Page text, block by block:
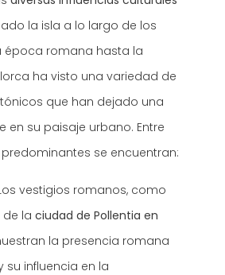
la isla a lo largo de los
época romana hasta la
ha visto una variedad de
que han dejado una
en su paisaje urbano. Entre
se encuentran:
vestigios romanos, como
de laciudad de Pollentia en
la presencia romana
su influencia en la